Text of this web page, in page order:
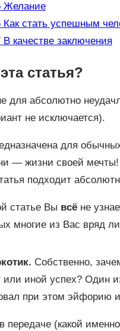
Желание
Как стать успешным
В качестве заключения
статья?
для абсолютно
не исключается).
для
— жизни своей мечты!
подходит
статье Вы всёне
многие из Вас вряд
Собственно,
иной успех? Один
при этом эйфорию
передаче (какой